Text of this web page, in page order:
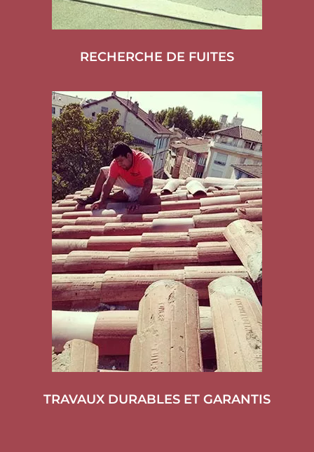
RECHERCHE DE FUITES
TRAVAUX DURABLES ET GARANTIS